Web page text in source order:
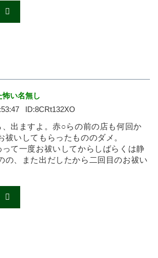
怖い名無し
8CRt132XO
、出ますよ。赤○らの前の店も何回か
祓いしてもらったもののダメ。
て一度お祓いしてからしばらくは静
の、また出だしたから二回目のお祓い